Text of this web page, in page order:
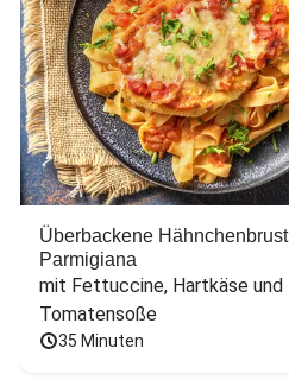
Überbackene Hähnchenbrust
Parmigiana
mit Fettuccine, Hartkäse und
Tomatensoße
35 Minuten